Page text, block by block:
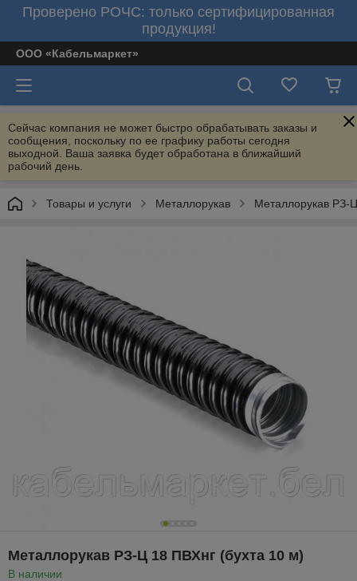
Проверено РОЧС: только сертифицированная
продукция!
ООО «Кабельмаркет»
Сейчас компания не может быстро обрабатывать заказы и
сообщения, поскольку по ее графику работы сегодня
выходной. Ваша заявка будет обработана в ближайший
рабочий день.
Товары и услуги Металлорукав Металлорукав РЗ-
Металлорукав РЗ-Ц 18 ПВХнг (бухта 10 м)
В наличии